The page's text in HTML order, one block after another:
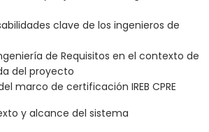
clave de los ingenieros de
de Requisitos en el contexto de
del proyecto
marco de certificación IREB CPRE
y alcance del sistema